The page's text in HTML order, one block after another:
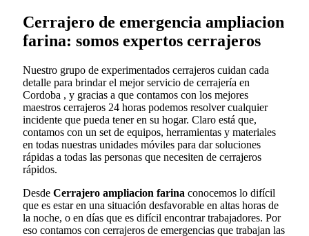
Cerrajero de emergencia ampliacion
farina: somos expertos cerrajeros
Nuestro grupo de experimentados cerrajeros cuidan cada
detalle para brindar el mejor servicio de cerrajería en
Cordoba , y gracias a que contamos con los mejores
maestros cerrajeros 24 horas podemos resolver cualquier
incidente que pueda tener en su hogar. Claro está que,
contamos con un set de equipos, herramientas y materiales
en todas nuestras unidades móviles para dar soluciones
rápidas a todas las personas que necesiten de cerrajeros
rápidos.
Desde Cerrajero ampliacion farina conocemos lo difícil
que es estar en una situación desfavorable en altas horas de
la noche, o en días que es difícil encontrar trabajadores. Por
eso contamos con cerrajeros de emergencias que trabajan las